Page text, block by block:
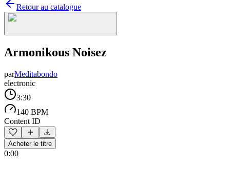
Retour au catalogue
Armonikous Noisez
parMeditabondo
electronic
3:30
140 BPM
Content ID
Acheter le titre
0:00